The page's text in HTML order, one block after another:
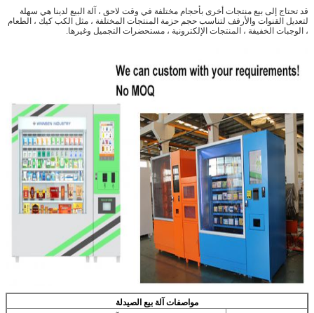
قد تحتاج إلى بيع منتجات أخرى بأحجام مختلفة في وقت لاحق ، آلة البيع لدينا هي سهلة
لتعديل القنوات والأرفف لتناسب حجم حزمة المنتجات المختلفة ، مثل الكب كيك ، الطعام
، الوجبات الخفيفة ، المنتجات الإلكترونية ، مستحضرات التجميل وغيرها.
مواصفات آلة بيع الصيدلة